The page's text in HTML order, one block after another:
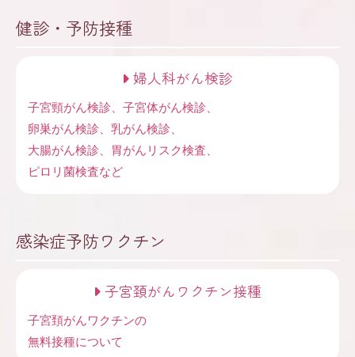
健診・予防接種
婦人科がん検診
子宮頸がん検診、子宮体がん検診、
卵巣がん検診、乳がん検診、
大腸がん検診、胃がんリスク検査、
ピロリ菌検査など
感染症予防ワクチン
子宮頚がんワクチン接種
子宮頚がんワクチンの
無料接種について